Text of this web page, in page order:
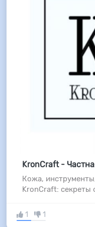
KronCraft -
Кожа,
KronCraft: секреты
1 1